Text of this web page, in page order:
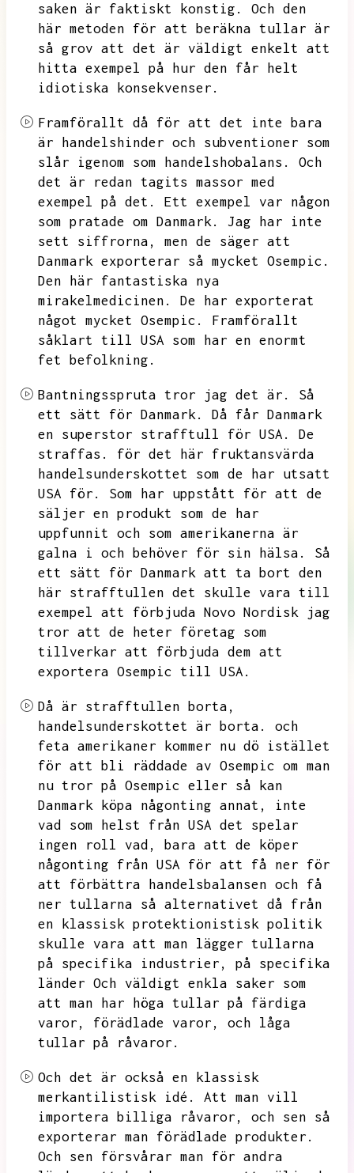
saken är faktiskt konstig.
Och den
här metoden för att beräkna tullar är
så grov att det är väldigt enkelt att
hitta exempel på hur den får helt
idiotiska konsekvenser.
Framförallt då för att det inte bara
är handelshinder och subventioner som
slår igenom som handelshobalans.
Och
det är redan tagits massor med
exempel på det.
Ett exempel var någon
som pratade om Danmark. Jag har inte
sett siffrorna,
men de säger att
Danmark exporterar så mycket Osempic.
Den här fantastiska nya
mirakelmedicinen.
De har exporterat
något mycket Osempic.
Framförallt
såklart till USA som har en enormt
fet befolkning.
Bantningsspruta tror jag det är.
Så
ett sätt för Danmark.
Då får Danmark
en superstor strafftull för USA.
De
straffas.
för det här fruktansvärda
handelsunderskottet som de har utsatt
USA för.
Som har uppstått för att de
säljer en produkt som de har
uppfunnit och som amerikanerna är
galna i och behöver för sin hälsa.
Så
ett sätt för Danmark att ta bort den
här strafftullen det skulle vara till
exempel att förbjuda Novo Nordisk jag
tror att de heter företag som
tillverkar att förbjuda dem att
exportera Osempic till USA.
Då är strafftullen borta,
handelsunderskottet är borta.
och
feta amerikaner kommer nu dö istället
för att bli räddade av Osempic om man
nu tror på Osempic eller så kan
Danmark köpa någonting annat,
inte
vad som helst från USA det spelar
ingen roll vad,
bara att de köper
någonting från USA för att få ner för
att förbättra handelsbalansen och få
ner tullarna så alternativet då från
en klassisk protektionistisk politik
skulle vara att man lägger tullarna
på specifika industrier,
på specifika
länder Och väldigt enkla saker som
att man har höga tullar på färdiga
varor,
förädlade varor,
och låga
tullar på råvaror.
Och det är också en klassisk
merkantilistisk idé.
Att man vill
importera billiga råvaror,
och sen så
exporterar man förädlade produkter.
Och sen försvårar man för andra